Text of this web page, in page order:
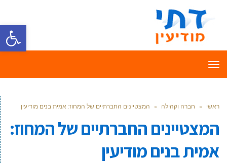
פתח
תפריט
ראשי » חברה וקהילה » המצטיינים החברתיים של המחוז: אמית בנים מודיעין
המצטיינים החברתיים של המחוז:
אמית בנים מודיעין